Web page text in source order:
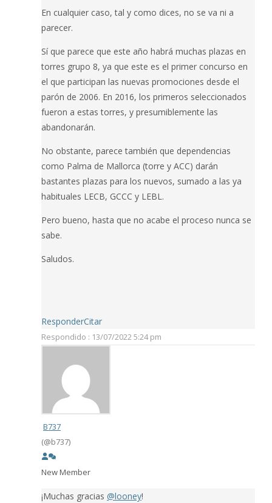
En cualquier caso, tal y como dices, no se va ni a
parecer.
Sí que parece que este año habrá muchas plazas en
torres grupo 8, ya que este es el primer concurso en
el que participan las nuevas promociones desde el
parón de 2006. En 2016, los primeros seleccionados
fueron a estas torres, y presumiblemente las
abandonarán.
No obstante, parece también que dependencias
como Palma de Mallorca (torre y ACC) darán
bastantes plazas para los nuevos, sumado a las ya
habituales LECB, GCCC y LEBL.
Pero bueno, hasta que no acabe el proceso nunca se
sabe.
Saludos.
ResponderCitar
Respondido : 13/07/2022 5:24 pm
B737
(@b737)
New Member
¡Muchas gracias @looney!